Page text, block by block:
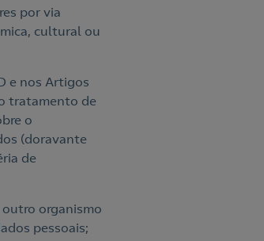
por via
cultural ou
e nos Artigos
tratamento de
o
(doravante
de
organismo
pessoais;